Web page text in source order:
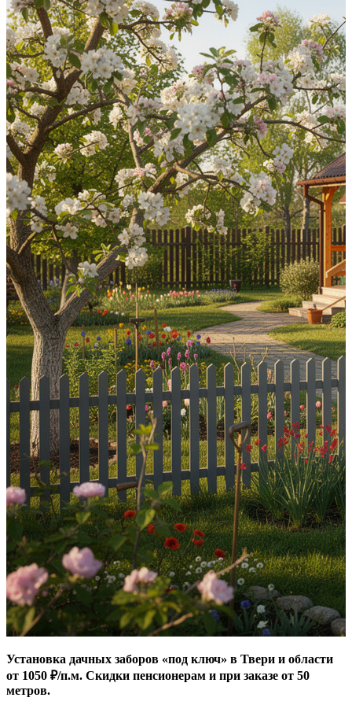
Установка дачных заборов «под ключ» в Твери и области
от 1050 ₽/п.м. Скидки пенсионерам и при заказе от 50
метров.